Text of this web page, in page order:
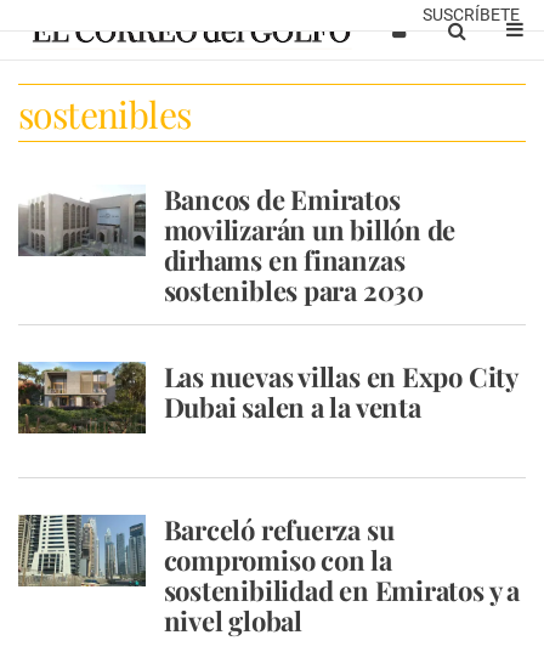
SUSCRÍBETE
sostenibles
Bancos de Emiratos
movilizarán un billón de
dirhams en finanzas
sostenibles para 2030
Las nuevas villas en Expo City
Dubai salen a la venta
Barceló refuerza su
compromiso con la
sostenibilidad en Emiratos y a
nivel global